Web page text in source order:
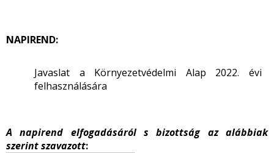
NAPIREND:
Javaslat a Környezetvédelmi Alap 2022. évi
felhasználására
A napirend elfogadásáról s bizottság az alábbiak
szerint szavazott: